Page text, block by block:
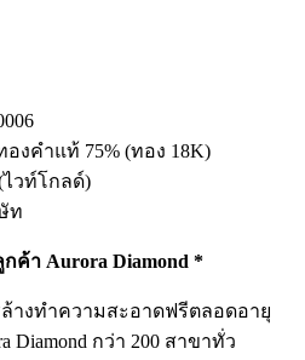
งคำแท้ 75% (ทอง 18K)
(ไวท์โกลด์)
ท
ค้า Aurora Diamond *
างทำความสะอาดฟรีตลอดอายุ
Diamond กว่า 200 สาขาทั่ว